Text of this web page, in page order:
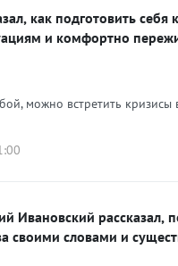
как подготовить себя к
и комфортно
можно встретить кризисы
Ивановский рассказал,
своими словами и